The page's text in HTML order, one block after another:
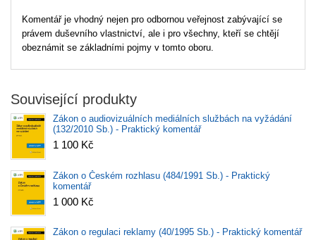
Komentář je vhodný nejen pro odbornou veřejnost zabývající se
právem duševního vlastnictví, ale i pro všechny, kteří se chtějí
obeznámit se základními pojmy v tomto oboru.
Související produkty
Zákon o audiovizuálních mediálních službách na vyžádání
(132/2010 Sb.) - Praktický komentář
1 100 Kč
Zákon o Českém rozhlasu (484/1991 Sb.) - Praktický
komentář
1 000 Kč
Zákon o regulaci reklamy (40/1995 Sb.) - Praktický komentář